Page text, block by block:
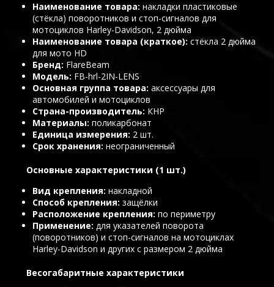
Наименование товара накладки пластиковые
(стёкла) поворотников и стоп-сигналов для
мотоциклов Harley-Davidson, 2 дюйма
Наименование товара (краткое) стёкла 2 дюйма
для мото HD
Бренд FlareBeam
Модель FB-hrl-2IN-LENS
Основная группа товара аксессуары для
автомобилей и мотоциклов
Страна-производитель КНР
Материалы поликарбонат
Единица измерения 2 шт.
Срок хранения неограниченный
Основные характеристики (1 шт.)
Вид крепления накладной
Способ крепления защёлки
Расположение крепления по периметру
Применение для указателей поворота
(поворотников) и стоп-сигналов на мотоциклах
Harley-Davidson и других с размером 2 дюйма
Весогабаритные характеристики